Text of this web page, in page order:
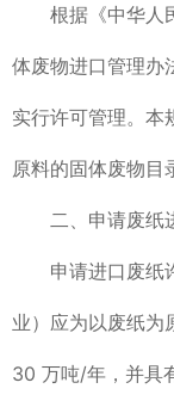
根据《中华人民
体废物进口管理办
实行许可管理。本
原料的固体废物目
二、申请废纸
申请进口废纸许
业）应为以废纸为
30 万吨/年，并具